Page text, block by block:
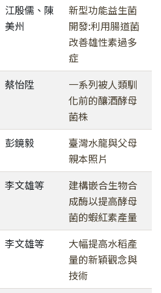
江殷儒、陳
美州
新型功能益生菌
開發:利用腸道菌
改善雄性素過多
症
蔡怡陞
一系列被人類馴
化前的釀酒酵母
菌株
彭鏡毅
臺灣水龍與父母
親本照片
李文雄等
建構嵌合生物合
成酶以提高酵母
菌的蝦紅素產量
李文雄等
大幅提高水稻產
量的新穎觀念與
技術